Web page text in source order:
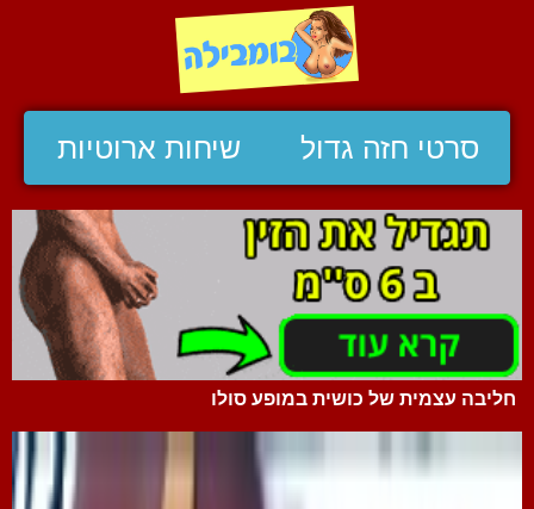
סרטי חזה גדול שיחות ארוטיות
חליבה עצמית של כושית במופע סולו